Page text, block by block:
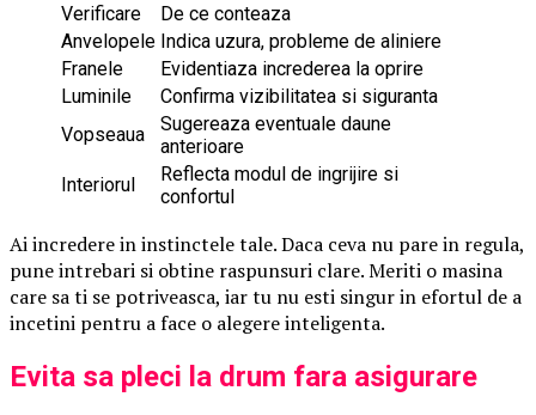
Verificare
De ce conteaza
Anvelopele Indica uzura, probleme de aliniere
Franele
Evidentiaza increderea la oprire
Luminile
Confirma vizibilitatea si siguranta
Vopseaua
Sugereaza eventuale daune
anterioare
Interiorul
Reflecta modul de ingrijire si
confortul
Ai incredere in instinctele tale. Daca ceva nu pare in regula,
pune intrebari si obtine raspunsuri clare. Meriti o masina
care sa ti se potriveasca, iar tu nu esti singur in efortul de a
incetini pentru a face o alegere inteligenta.
Evita sa pleci la drum fara asigurare